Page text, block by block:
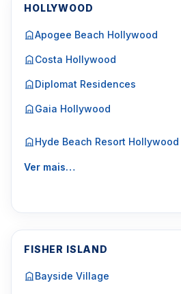
HOLLYWOOD
Apogee Beach Hollywood
Costa Hollywood
Diplomat Residences
Gaia Hollywood
Hyde Beach Resort Hollywood
Ver mais…
FISHER ISLAND
Bayside Village